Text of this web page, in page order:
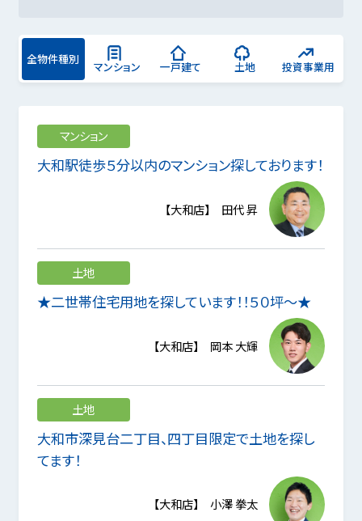
全物件種別
マンション 一戸建て 土地 投資事業用
マンション
大和駅徒歩５分以内のマンション探しております！
【大和店】 田代 昇
土地
★二世帯住宅用地を探しています！！５０坪～★
【大和店】 岡本 大輝
土地
大和市深見台二丁目、四丁目限定で土地を探し
てます！
【大和店】 小澤 拳太